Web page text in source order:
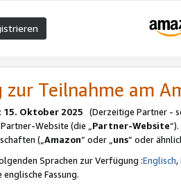
zur Teilnahme am
: 15. Oktober 2025 (Derzeitige Partner -
Website (die „Partner-Website
(„Amazon“ oder „uns“ oder
Sprachen zur Verfügung :Englisch,
Fassung.